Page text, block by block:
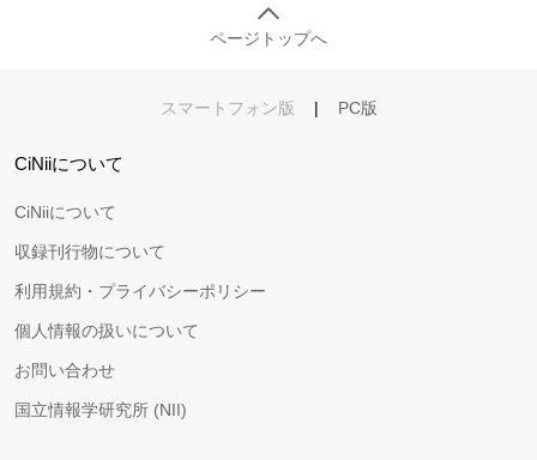
ページトップへ
スマートフォン版 | PC版
CiNiiについて
CiNiiについて
収録刊行物について
利用規約・プライバシーポリシー
個人情報の扱いについて
お問い合わせ
国立情報学研究所 (NII)